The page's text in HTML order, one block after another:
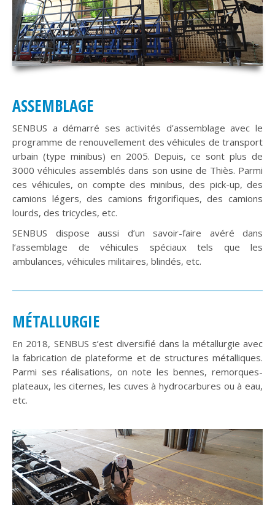
ASSEMBLAGE
SENBUS a démarré ses activités d’assemblage avec le
programme de renouvellement des véhicules de transport
urbain (type minibus) en 2005. Depuis, ce sont plus de
3000 véhicules assemblés dans son usine de Thiès. Parmi
ces véhicules, on compte des minibus, des pick-up, des
camions légers, des camions frigorifiques, des camions
lourds, des tricycles, etc.
SENBUS dispose aussi d’un savoir-faire avéré dans
l’assemblage de véhicules spéciaux tels que les
ambulances, véhicules militaires, blindés, etc.
MÉTALLURGIE
En 2018, SENBUS s’est diversifié dans la métallurgie avec
la fabrication de plateforme et de structures métalliques.
Parmi ses réalisations, on note les bennes, remorques-
plateaux, les citernes, les cuves à hydrocarbures ou à eau,
etc.